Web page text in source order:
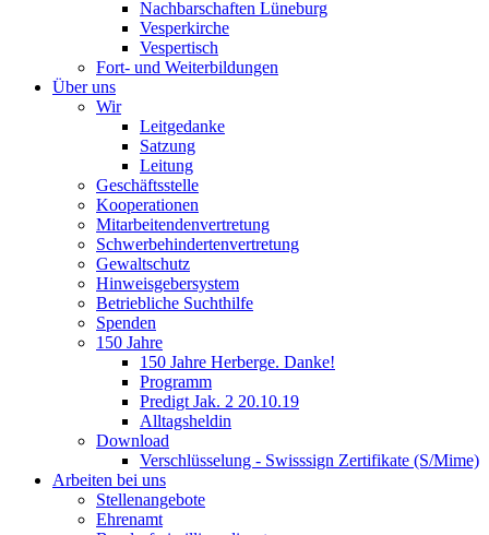
Nachbarschaften Lüneburg
Vesperkirche
Vespertisch
Fort- und Weiterbildungen
Über uns
Wir
Leitgedanke
Satzung
Leitung
Geschäftsstelle
Kooperationen
Mitarbeitendenvertretung
Schwerbehindertenvertretung
Gewaltschutz
Hinweisgebersystem
Betriebliche Suchthilfe
Spenden
150 Jahre
150 Jahre Herberge. Danke!
Programm
Predigt Jak. 2 20.10.19
Alltagsheldin
Download
Verschlüsselung - Swisssign Zertifikate (S/Mime)
Arbeiten bei uns
Stellenangebote
Ehrenamt